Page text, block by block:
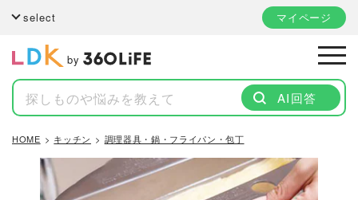
select マイページ
by
AI回答
HOME キッチン 調理器具・鍋・フライパン・包丁